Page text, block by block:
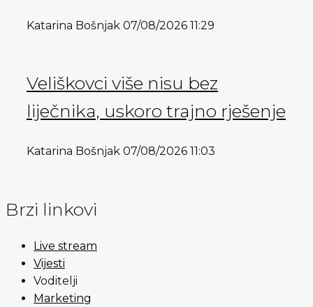
Katarina Bošnjak 07/08/2026 11:29
Veliškovci više nisu bez
liječnika, uskoro trajno rješenje
Katarina Bošnjak 07/08/2026 11:03
Brzi linkovi
Live stream
Vijesti
Voditelji
Marketing